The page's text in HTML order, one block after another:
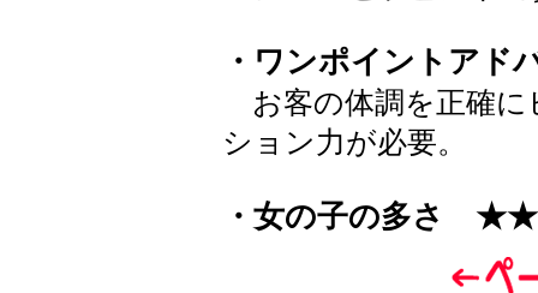
・ワンポイントアド
お客の体調を正確に
ション力が必要。
・女の子の多さ